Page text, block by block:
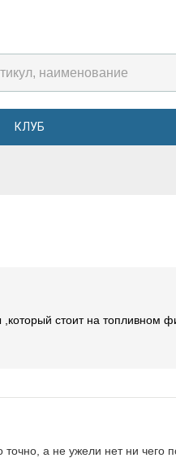
КЛУБ
стоит на топливном
точно, а не ужели нет ни